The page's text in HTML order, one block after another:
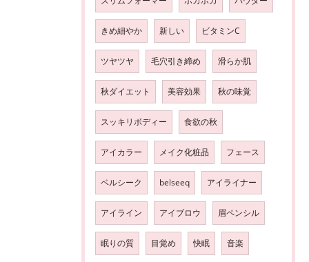
きめ細やか 新しい ビタミンC
ツヤツヤ 毛穴引き締め 滑らか肌
秋ダイエット 美容効果 秋の味覚
スッキリボディー 食欲の秋
アイカラー メイク化粧品 フェース
ベルシーク belseeq アイライナー
アイライン アイブロウ 眉ペンシル
眠りの質 目覚め 快眠 音楽